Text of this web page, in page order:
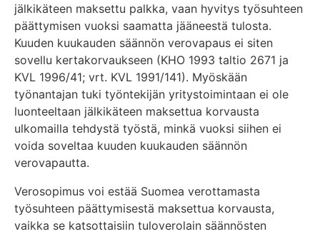
jälkikäteen maksettu palkka, vaan hyvitys työsuhteen
päättymisen vuoksi saamatta jääneestä tulosta.
Kuuden kuukauden säännön verovapaus ei siten
sovellu kertakorvaukseen (KHO 1993 taltio 2671 ja
KVL 1996/41; vrt. KVL 1991/141). Myöskään
työnantajan tuki työntekijän yritystoimintaan ei ole
luonteeltaan jälkikäteen maksettua korvausta
ulkomailla tehdystä työstä, minkä vuoksi siihen ei
voida soveltaa kuuden kuukauden säännön
verovapautta.
Verosopimus voi estää Suomea verottamasta
työsuhteen päättymisestä maksettua korvausta,
vaikka se katsottaisiin tuloverolain säännösten